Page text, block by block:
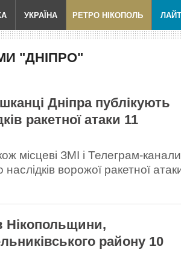
УКРАЇНА РЕТРО НІКОПОЛЬ ЛАЙТ
"ДНІПРО"
Дніпра публікують
ракетної атаки 11
місцеві ЗМІ і Телеграм-канали
наслідків ворожої ракетної
Нікопольщини,
району 10